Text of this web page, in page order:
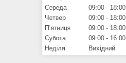
Середа
09:00
18:00
Четвер
09:00
18:00
Пʼятниця
09:00
18:00
Субота
09:00
16:00
Неділя
Вихідний